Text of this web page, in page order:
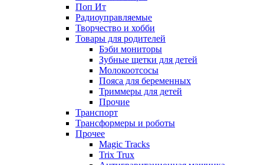
Поп Ит
Радиоуправляемые
Творчество и хобби
Товары для родителей
Бэби мониторы
Зубные щетки для детей
Молокоотсосы
Пояса для беременных
Триммеры для детей
Прочие
Транспорт
Трансформеры и роботы
Прочее
Magic Tracks
Trix Trux